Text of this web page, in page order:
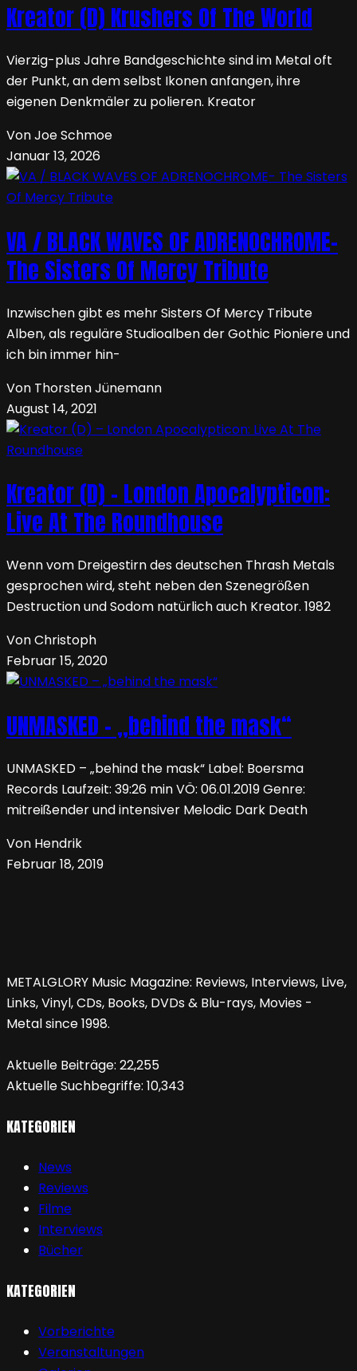
Kreator (D) Krushers Of The World
Vierzig-plus Jahre Bandgeschichte sind im Metal oft
der Punkt, an dem selbst Ikonen anfangen, ihre
eigenen Denkmäler zu polieren. Kreator
Von Joe Schmoe
Januar 13, 2026
VA / BLACK WAVES OF ADRENOCHROME-
The Sisters Of Mercy Tribute
Inzwischen gibt es mehr Sisters Of Mercy Tribute
Alben, als reguläre Studioalben der Gothic Pioniere und
ich bin immer hin-
Von Thorsten Jünemann
August 14, 2021
Kreator (D) – London Apocalypticon:
Live At The Roundhouse
Wenn vom Dreigestirn des deutschen Thrash Metals
gesprochen wird, steht neben den Szenegrößen
Destruction und Sodom natürlich auch Kreator. 1982
Von Christoph
Februar 15, 2020
UNMASKED – „behind the mask“
UNMASKED – „behind the mask“ Label: Boersma
Records Laufzeit: 39:26 min VÖ: 06.01.2019 Genre:
mitreißender und intensiver Melodic Dark Death
Von Hendrik
Februar 18, 2019
METALGLORY Music Magazine: Reviews, Interviews, Live,
Links, Vinyl, CDs, Books, DVDs & Blu-rays, Movies -
Metal since 1998.
Aktuelle Beiträge: 22,255
Aktuelle Suchbegriffe: 10,343
KATEGORIEN
News
Reviews
Filme
Interviews
Bücher
KATEGORIEN
Vorberichte
Veranstaltungen